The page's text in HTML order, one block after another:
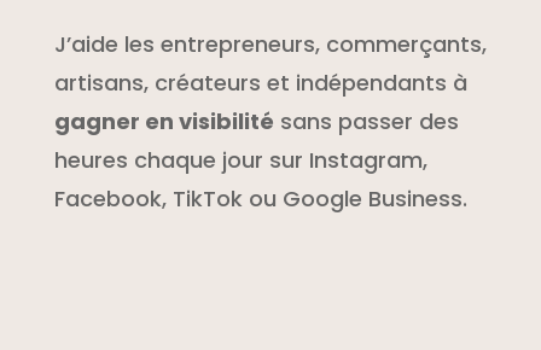
J’aide les entrepreneurs, commerçants,
artisans, créateurs et indépendants à
gagner en visibilité sans passer des
heures chaque jour sur Instagram,
Facebook, TikTok ou Google Business.